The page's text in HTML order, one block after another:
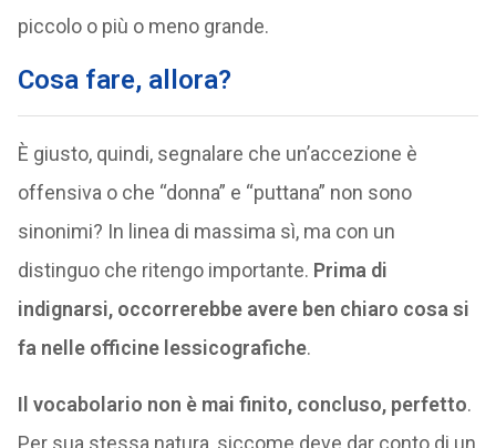
piccolo o più o meno grande.
Cosa fare, allora?
È giusto, quindi, segnalare che un’accezione è
offensiva o che “donna” e “puttana” non sono
sinonimi? In linea di massima sì, ma con un
distinguo che ritengo importante. Prima di
indignarsi, occorrerebbe avere ben chiaro cosa si
fa nelle officine lessicografiche.
Il vocabolario non è mai finito, concluso, perfetto.
Per sua stessa natura, siccome deve dar conto di un